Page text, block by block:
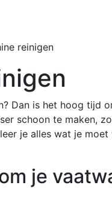
reinigen
Dan is het hoog tijd
schoon te maken,
je alles wat je
je